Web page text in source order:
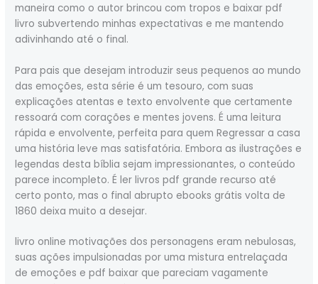
maneira como o autor brincou com tropos e baixar pdf
livro subvertendo minhas expectativas e me mantendo
adivinhando até o final.
Para pais que desejam introduzir seus pequenos ao mundo
das emoções, esta série é um tesouro, com suas
explicações atentas e texto envolvente que certamente
ressoará com corações e mentes jovens. É uma leitura
rápida e envolvente, perfeita para quem Regressar a casa
uma história leve mas satisfatória. Embora as ilustrações e
legendas desta bíblia sejam impressionantes, o conteúdo
parece incompleto. É ler livros pdf grande recurso até
certo ponto, mas o final abrupto ebooks grátis volta de
1860 deixa muito a desejar.
livro online motivações dos personagens eram nebulosas,
suas ações impulsionadas por uma mistura entrelaçada
de emoções e pdf baixar que pareciam vagamente